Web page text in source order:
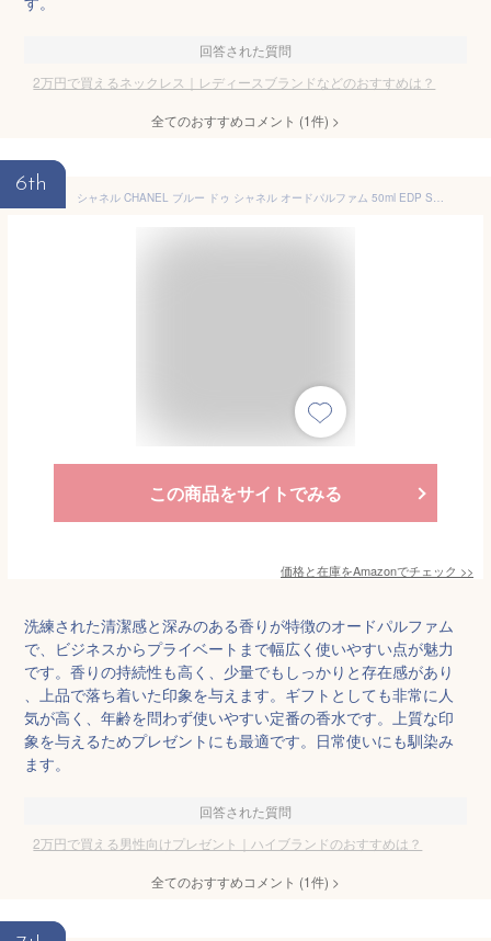
回答された質問
2万円で買えるネックレス｜レディースブランドなどのおすすめは？
全てのおすすめコメント (1件) >
6th
シャネル CHANEL ブルー ドゥ シャネル オードパルファム 50ml EDP SP [並行輸入品]
この商品をサイトでみる
価格と在庫をAmazonでチェック >>
洗練された清潔感と深みのある香りが特徴のオードパルファム
で、ビジネスからプライベートまで幅広く使いやすい点が魅力
です。香りの持続性も高く、少量でもしっかりと存在感があり
、上品で落ち着いた印象を与えます。ギフトとしても非常に人
気が高く、年齢を問わず使いやすい定番の香水です。上質な印
象を与えるためプレゼントにも最適です。日常使いにも馴染み
ます。
回答された質問
2万円で買える男性向けプレゼント｜ハイブランドのおすすめは？
全てのおすすめコメント (1件) >